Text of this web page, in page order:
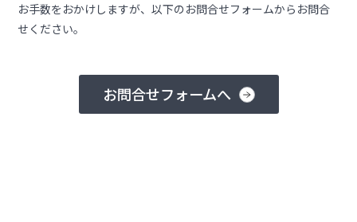
お手数をおかけしますが、以下のお問合せフォームからお問合
せください。
お問合せフォームへ